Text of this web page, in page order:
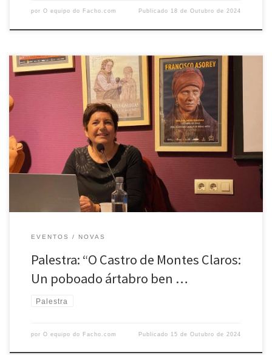
por O equipo do Facho.com Publicado 18 de Outubro de 2024
O pasado 8 de outubro, no marco das palestras organizadas por O
Facho, tivemos o pracer de contar coa arqueóloga Purificación Soto
Arias, quen nos falou sobre o proxecto arqueolóxico no Castro de
Montes Claros (Vilarino – A Laracha), baixo o título “O Castro de
Montes Claros: Un poboado ártabro […]
EVENTOS NOVAS
Palestra: “O Castro de Montes Claros:
Un poboado ártabro ben …
Palestra
por O equipo do Facho.com Publicado 15 de Outubro de 2024